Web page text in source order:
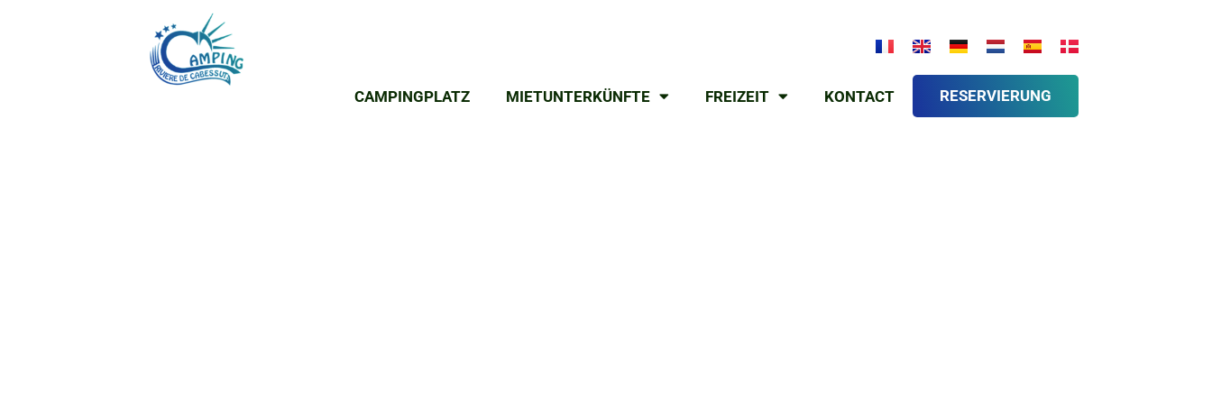
CAMPINGPLATZ MIETUNTERKÜNFTE FREIZEIT KONTACT RESERVIERUNG